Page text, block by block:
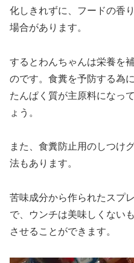
化しきれずに、フードの香
場合があります。
するとわんちゃんは栄養を
のです。食糞を予防する為
たんぱく質が主原料になっ
ょう。
また、食糞防止用のしつけ
法もあります。
苦味成分から作られたスプ
で、ウンチは美味しくない
させることができます。